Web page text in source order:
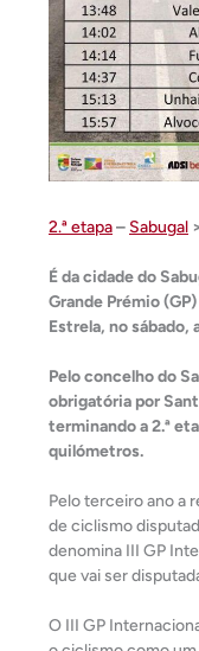
2.ª etapa– Sabugal
É da cidade do
Grande Prémio
Estrela, no sábado,
Pelo concelho do
obrigatória por
terminando a 2.ª
quilómetros.
Pelo terceiro ano a
de ciclismo
denomina III GP
que vai ser
O III GP